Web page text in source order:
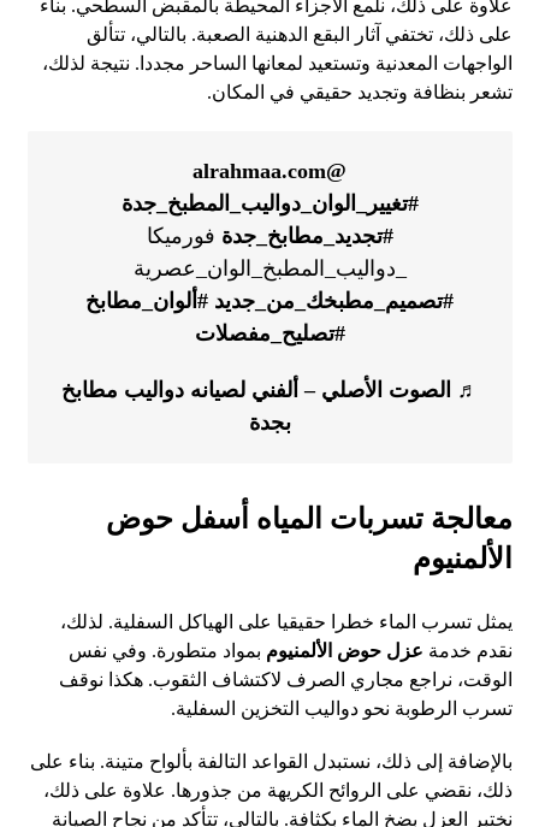
علاوة على ذلك، نلمع الأجزاء المحيطة بالمقبض السطحي. بناء
على ذلك، تختفي آثار البقع الدهنية الصعبة. بالتالي، تتألق
الواجهات المعدنية وتستعيد لمعانها الساحر مجددا. نتيجة لذلك،
تشعر بنظافة وتجديد حقيقي في المكان.
@alrahmaa.com
#تغيير_الوان_دواليب_المطبخ_جدة
#تجديد_مطابخ_جدة فورميكا
_دواليب_المطبخ_الوان_عصرية
#تصميم_مطبخك_من_جديد #ألوان_مطابخ
#تصليح_مفصلات
♬ الصوت الأصلي – ألفني لصيانه دواليب مطابخ
بجدة
معالجة تسربات المياه أسفل حوض
الألمنيوم
يمثل تسرب الماء خطرا حقيقيا على الهياكل السفلية. لذلك،
نقدم خدمة عزل حوض الألمنيوم بمواد متطورة. وفي نفس
الوقت، نراجع مجاري الصرف لاكتشاف الثقوب. هكذا نوقف
تسرب الرطوبة نحو دواليب التخزين السفلية.
بالإضافة إلى ذلك، نستبدل القواعد التالفة بألواح متينة. بناء على
ذلك، نقضي على الروائح الكريهة من جذورها. علاوة على ذلك،
نختبر العزل بضخ الماء بكثافة. بالتالي، تتأكد من نجاح الصيانة